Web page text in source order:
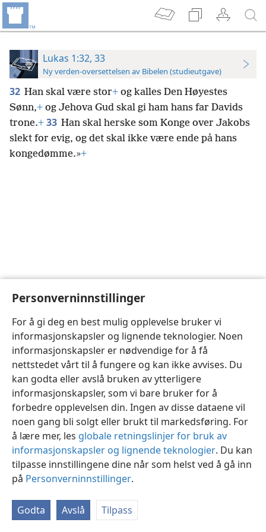
Personverninnstillinger
For å gi deg en best mulig opplevelse bruker vi
informasjonskapsler og lignende teknologier. Noen
informasjonskapsler er nødvendige for å få
nettstedet vårt til å fungere og kan ikke avvises. Du
kan godta eller avslå bruken av ytterligere
informasjonskapsler, som vi bare bruker for å
forbedre opplevelsen din. Ingen av disse dataene vil
noen gang bli solgt eller brukt til markedsføring. For
å lære mer, les globale retningslinjer for bruk av
informasjonskapsler og lignende teknologier. Du kan
tilpasse innstillingene dine når som helst ved å gå inn
på Personverninnstillinger.
Godta Avslå Tilpass
Lukas 1:32, 33
Ny verden-oversettelsen av Bibelen (studieutgave)
32 Han skal være stor+ og kalles Den Høyestes
Sønn,+ og Jehova Gud skal gi ham hans far Davids
trone.+ 33 Han skal herske som Konge over Jakobs
slekt for evig, og det skal ikke være ende på hans
kongedømme.»+
Norsk Innstillinger
Copyright© 2026 Watch Tower Bible and Tract Society of Pennsylvania
Personvern Personverninnstillinger